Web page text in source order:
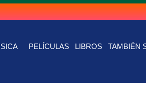
PELÍCULAS LIBROS TAMBIÉN